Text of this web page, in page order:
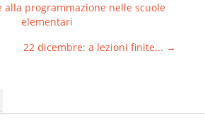
programmazione nelle scuole
elementari
22 dicembre: a lezioni finite... →